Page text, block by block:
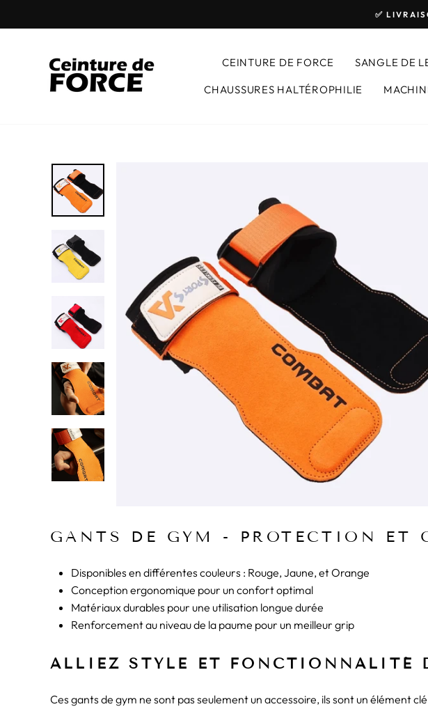
au
✅
CEINTURE DE FORCE SANGLE DE
CHAUSSURES HALTÉROPHILIE
GANTS DE GYM - PROTECTION ET
Disponibles en différentes couleurs : Rouge, Jaune, et Orange
Conception ergonomique pour un confort optimal
Matériaux durables pour une utilisation longue durée
Renforcement au niveau de la paume pour un meilleur grip
ALLIEZ STYLE ET FONCTIONNALITÉ
Ces gants de gym ne sont pas seulement un accessoire, ils sont un élément